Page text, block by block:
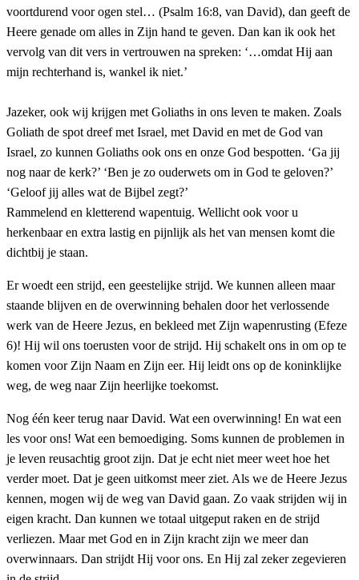
voortdurend voor ogen stel… (Psalm 16:8, van David), dan geeft de
Heere genade om alles in Zijn hand te geven. Dan kan ik ook het
vervolg van dit vers in vertrouwen na spreken: ‘…omdat Hij aan
mijn rechterhand is, wankel ik niet.’
Jazeker, ook wij krijgen met Goliaths in ons leven te maken. Zoals
Goliath de spot dreef met Israel, met David en met de God van
Israel, zo kunnen Goliaths ook ons en onze God bespotten. ‘Ga jij
nog naar de kerk?’ ‘Ben je zo ouderwets om in God te geloven?’
‘Geloof jij alles wat de Bijbel zegt?’
Rammelend en kletterend wapentuig. Wellicht ook voor u
herkenbaar en extra lastig en pijnlijk als het van mensen komt die
dichtbij je staan.
Er woedt een strijd, een geestelijke strijd. We kunnen alleen maar
staande blijven en de overwinning behalen door het verlossende
werk van de Heere Jezus, en bekleed met Zijn wapenrusting (Efeze
6)! Hij wil ons toerusten voor de strijd. Hij schakelt ons in om op te
komen voor Zijn Naam en Zijn eer. Hij leidt ons op de koninklijke
weg, de weg naar Zijn heerlijke toekomst.
Nog één keer terug naar David. Wat een overwinning! En wat een
les voor ons! Wat een bemoediging. Soms kunnen de problemen in
je leven reusachtig groot zijn. Dat je echt niet meer weet hoe het
verder moet. Dat je geen uitkomst meer ziet. Als we de Heere Jezus
kennen, mogen wij de weg van David gaan. Zo vaak strijden wij in
eigen kracht. Dan kunnen we totaal uitgeput raken en de strijd
verliezen. Maar met God en in Zijn kracht zijn we meer dan
overwinnaars. Dan strijdt Hij voor ons. En Hij zal zeker zegevieren